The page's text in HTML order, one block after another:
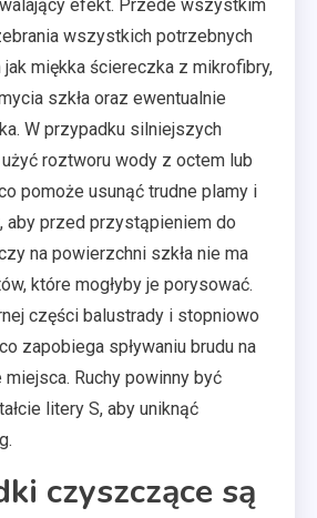
efekt. Przede wszystkim
wszystkich potrzebnych
miękka ściereczka z mikrofibry,
szkła oraz ewentualnie
W przypadku silniejszych
roztworu wody z octem lub
pomoże usunąć trudne plamy i
aby przed przystąpieniem do
na powierzchni szkła nie ma
które mogłyby je porysować.
części balustrady i stopniowo
zapobiega spływaniu brudu na
Ruchy powinny być
litery S, aby uniknąć
czyszczące są